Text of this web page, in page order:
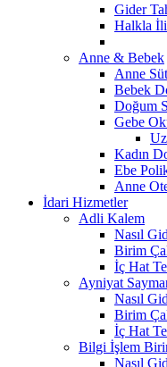
Gider
Halkla
Anne & Bebek
Anne
Bebek
Doğum
Gebe
Kadın
Ebe
Anne
İdari Hizmetler
Adli Kalem
Nasıl
Birim
İç Hat
Ayniyat
Nasıl
Birim
İç Hat
Bilgi İşlem
Nasıl